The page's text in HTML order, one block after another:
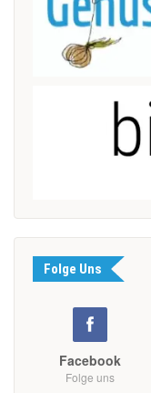
Folge Uns
Facebook
Folge uns